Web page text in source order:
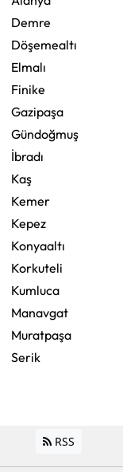
Demre
Döşemealtı
Elmalı
Finike
Gazipaşa
Gündoğmuş
İbradı
Kaş
Kemer
Kepez
Konyaaltı
Korkuteli
Kumluca
Manavgat
Muratpaşa
Serik
RSS